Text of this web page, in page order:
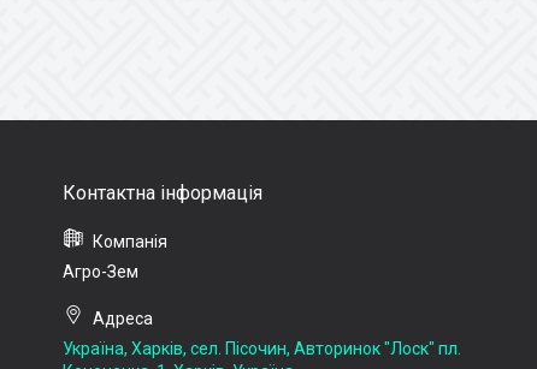
Агро-Зем
Україна, Харків, сел. Пісочин, Авторинок "Лоск" пл.